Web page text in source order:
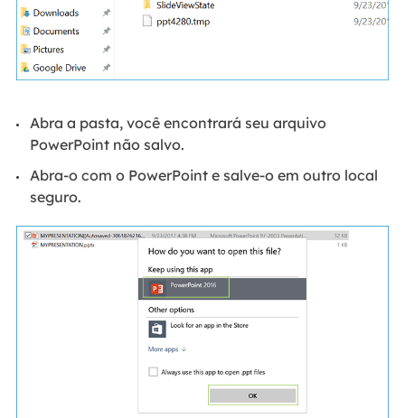
Abra a pasta, você encontrará seu arquivo
PowerPoint não salvo.
Abra-o com o PowerPoint e salve-o em outro local
seguro.